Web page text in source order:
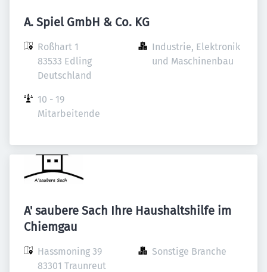
A. Spiel GmbH & Co. KG
Roßhart 1
83533 Edling
Deutschland
Industrie, Elektronik
und Maschinenbau
10 - 19
Mitarbeitende
A' saubere Sach Ihre Haushaltshilfe im
Chiemgau
Hassmoning 39
83301 Traunreut
Sonstige Branche